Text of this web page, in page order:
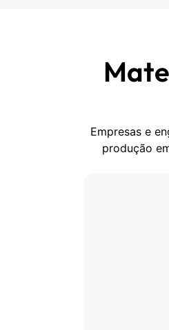
Empresas e
produção